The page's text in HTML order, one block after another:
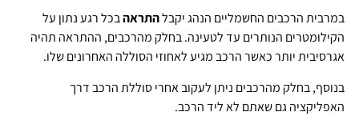
במרבית הרכבים החשמליים הנהג יקבלהתראהבכל רגע נתון על
הקילומטרים הנותרים עד לטעינה. בחלק מהרכבים, ההתראה תהיה
אגרסיבית יותר כאשר הרכב מגיע לאחוזי הסוללה האחרונים שלו.
בנוסף, בחלק מהרכבים ניתן לעקוב אחרי סוללת הרכב דרך
האפליקציה גם שאתם לא ליד הרכב.